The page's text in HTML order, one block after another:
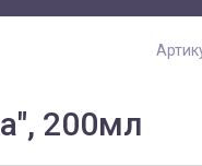
200мл